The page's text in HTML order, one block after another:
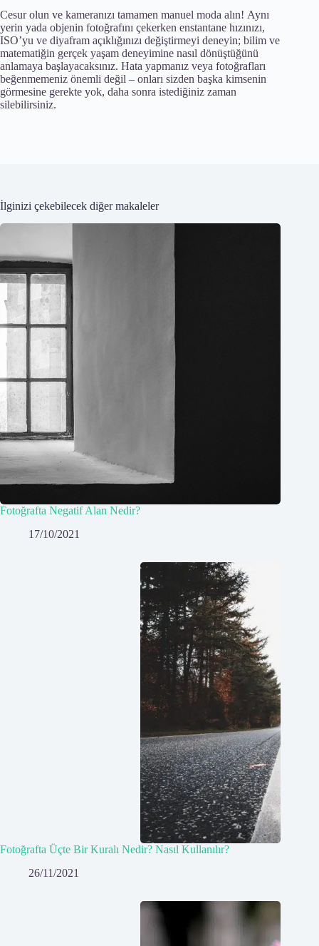
Cesur olun ve kameranızı tamamen manuel moda alın! Aynı
yerin yada objenin fotoğrafını çekerken enstantane hızınızı,
ISO’yu ve diyafram açıklığınızı değiştirmeyi deneyin; bilim ve
matematiğin gerçek yaşam deneyimine nasıl dönüştüğünü
anlamaya başlayacaksınız. Hata yapmanız veya fotoğrafları
beğenmemeniz önemli değil – onları sizden başka kimsenin
görmesine gerekte yok, daha sonra istediğiniz zaman
silebilirsiniz.
İlginizi çekebilecek diğer makaleler
Fotoğrafta Negatif Alan Nedir?
17/10/2021
Fotoğrafta Üçte Bir Kuralı Nedir? Nasıl Kullanılır?
26/11/2021